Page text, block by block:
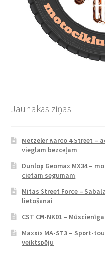
Jaunākās ziņas
Metzeler Karoo 4 Street –
vieglam bezceļam
Dunlop Geomax MX34 –
cietam segumam
Mitas Street Force –
lietošanai
CST CM-NK01 –
Maxxis MA-ST3 – Sport-
veiktspēju